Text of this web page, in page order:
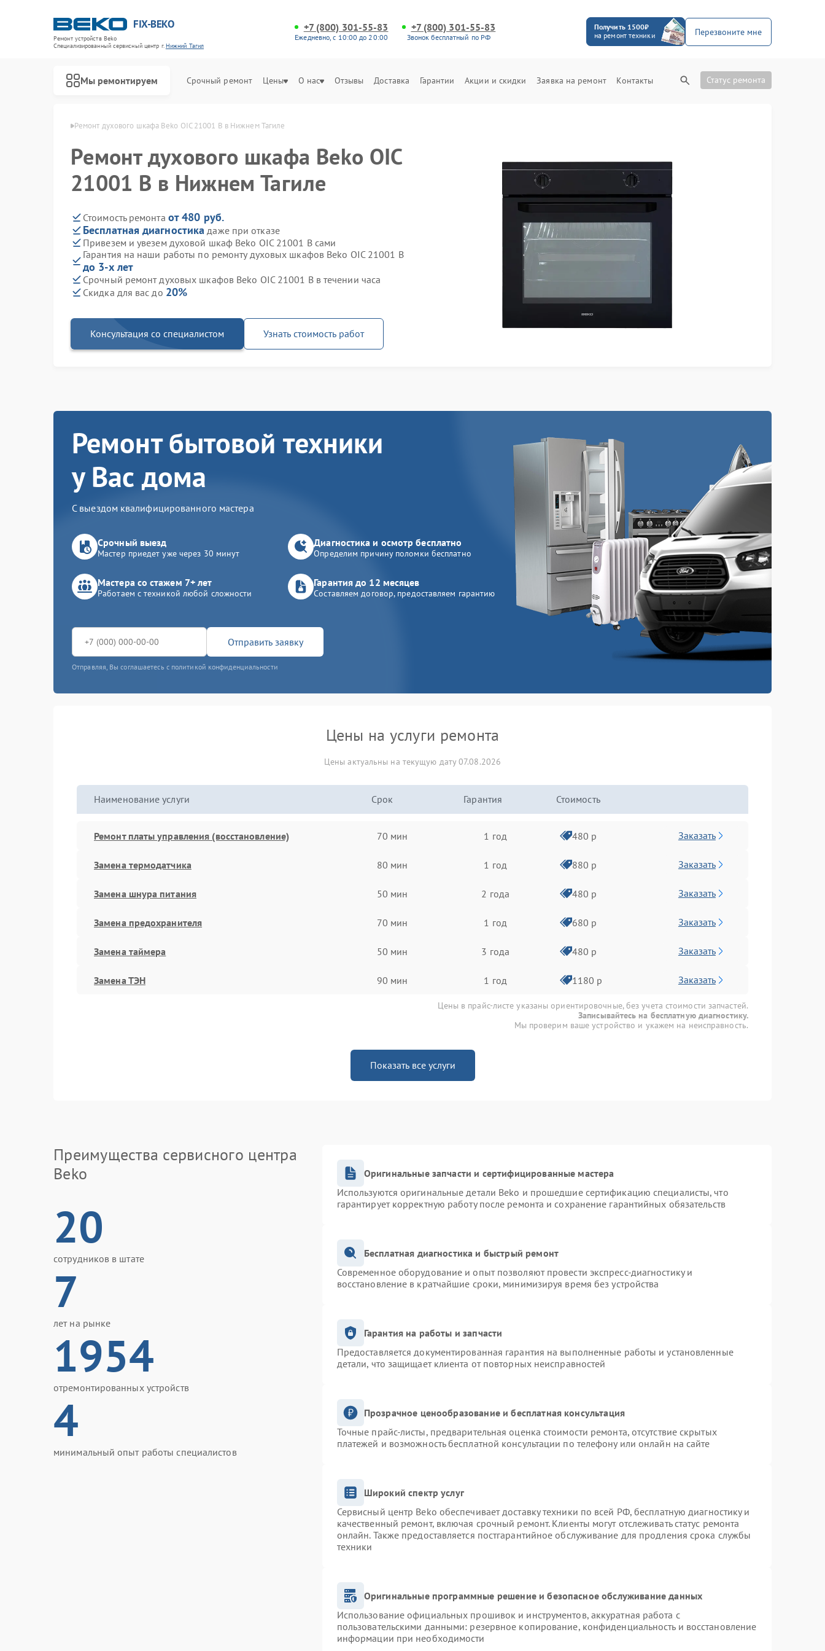
FIX-BEKO
Ремонт устройств Beko
Специализированный cервисный центр г.Нижний Тагил
+7 (800) 301-55-83
Ежедневно, с 10:00 до 20:00
+7 (800) 301-55-83
Звонок бесплатный по РФ
Получить 1500₽
на ремонт техники
Перезвоните мне
Мы ремонтируем Срочный ремонт Цены О нас Отзывы Доставка Гарантии Акции и скидки Заявка на ремонт Контакты Статус ремонта
Ремонт духового шкафа Beko OIC 21001 B в Нижнем Тагиле
Ремонт духового шкафа Beko OIC
21001 B в Нижнем Тагиле
Стоимость ремонта от 480 руб.
Бесплатная диагностика даже при отказе
Привезем и увезем духовой шкаф Beko OIC 21001 B сами
Гарантия на наши работы по ремонту духовых шкафов Beko OIC 21001 B
до 3-х лет
Срочный ремонт духовых шкафов Beko OIC 21001 B в течении часа
Скидка для вас до 20%
Консультация со специалистом Узнать стоимость работ
Ремонт бытовой техники
у Вас дома
С выездом квалифицированного мастера
Срочный выезд
Мастер приедет уже через 30 минут
Диагностика и осмотр бесплатно
Определим причину поломки бесплатно
Мастера со стажем 7+ лет
Работаем с техникой любой сложности
Гарантия до 12 месяцев
Составляем договор, предоставляем гарантию
Отправить заявку
Отправляя, Вы соглашаетесь с политикой конфиденциальности
Цены на услуги ремонта
Цены актуальны на текущую дату 07.08.2026
Наименование услуги Срок Гарантия Стоимость
Ремонт платы управления (восстановление) 70 мин 1 год 480 р Заказать
Замена термодатчика 80 мин 1 год 880 р Заказать
Замена шнура питания 50 мин 2 года 480 р Заказать
Замена предохранителя 70 мин 1 год 680 р Заказать
Замена таймера 50 мин 3 года 480 р Заказать
Замена ТЭН 90 мин 1 год 1180 р Заказать
Цены в прайс-листе указаны ориентировочные, без учета стоимости запчастей.
Записывайтесь на бесплатную диагностику.
Мы проверим ваше устройство и укажем на неисправность.
Показать все услуги
Преимущества сервисного центра
Beko
20
сотрудников в штате
7
лет на рынке
1954
отремонтированных устройств
4
минимальный опыт работы специалистов
Оригинальные запчасти и сертифицированные мастера
Используются оригинальные детали Beko и прошедшие сертификацию специалисты, что
гарантирует корректную работу после ремонта и сохранение гарантийных обязательств
Бесплатная диагностика и быстрый ремонт
Современное оборудование и опыт позволяют провести экспресс-диагностику и
восстановление в кратчайшие сроки, минимизируя время без устройства
Гарантия на работы и запчасти
Предоставляется документированная гарантия на выполненные работы и установленные
детали, что защищает клиента от повторных неисправностей
Прозрачное ценообразование и бесплатная консультация
Точные прайс-листы, предварительная оценка стоимости ремонта, отсутствие скрытых
платежей и возможность бесплатной консультации по телефону или онлайн на сайте
Широкий спектр услуг
Сервисный центр Beko обеспечивает доставку техники по всей РФ, бесплатную диагностику и
качественный ремонт, включая срочный ремонт. Клиенты могут отслеживать статус ремонта
онлайн. Также предоставляется постгарантийное обслуживание для продления срока службы
техники
Оригинальные программные решение и безопасное обслуживание данных
Использование официальных прошивок и инструментов, аккуратная работа с
пользовательскими данными: резервное копирование, конфиденциальность и восстановление
информации при необходимости